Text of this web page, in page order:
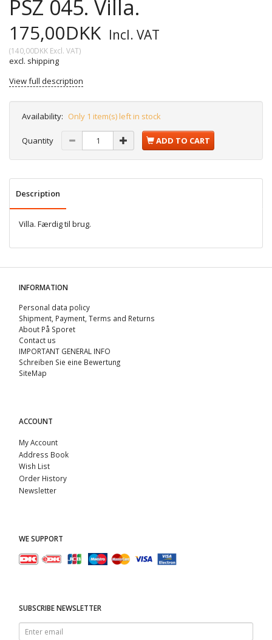
PSZ 045. Villa.
175,00DKK Incl. VAT
(140,00DKK Excl. VAT)
excl. shipping
View full description
Availability: Only 1 item(s) left in stock
Quantity ADD TO CART
Description
Villa. Færdig til brug.
INFORMATION
Personal data policy
Shipment, Payment, Terms and Returns
About På Sporet
Contact us
IMPORTANT GENERAL INFO
Schreiben Sie eine Bewertung
SiteMap
ACCOUNT
My Account
Address Book
Wish List
Order History
Newsletter
WE SUPPORT
SUBSCRIBE NEWSLETTER
Enter
email